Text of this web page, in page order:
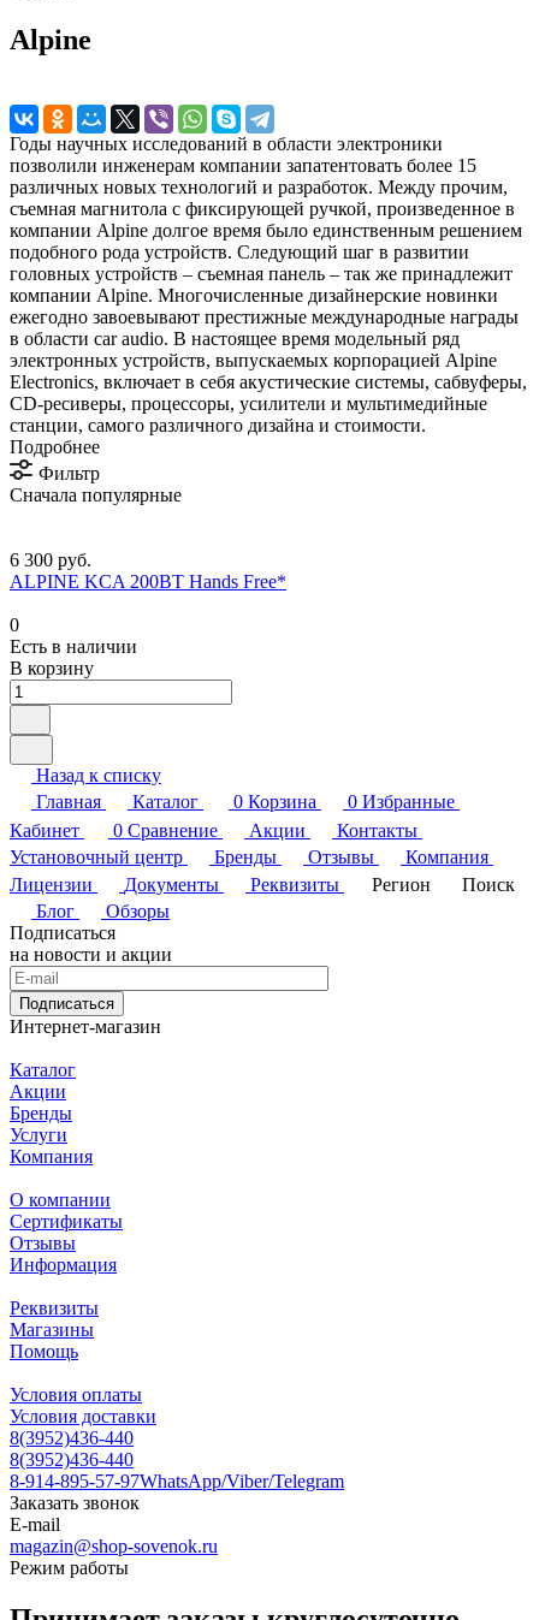
Alpine
Годы научных исследований в области электроники
позволили инженерам компании запатентовать более 15
различных новых технологий и разработок. Между прочим,
съемная магнитола с фиксирующей ручкой, произведенное в
компании Alpine долгое время было единственным решением
подобного рода устройств. Следующий шаг в развитии
головных устройств – съемная панель – так же принадлежит
компании Alpine. Многочисленные дизайнерские новинки
ежегодно завоевывают престижные международные награды
в области car audio. В настоящее время модельный ряд
электронных устройств, выпускаемых корпорацией Alpine
Electronics, включает в себя акустические системы, сабвуферы,
CD-ресиверы, процессоры, усилители и мультимедийные
станции, самого различного дизайна и стоимости.
Подробнее
Фильтр
Сначала популярные
6 300 руб.
ALPINE KCA 200BT Hands Free*
0
Есть в наличии
В корзину
Назад к списку
Главная
Каталог 0 Корзина 0 Избранные
Кабинет
0 Сравнение Акции
Контакты
Установочный центр
Бренды Отзывы
Компания
Лицензии
Документы Реквизиты Регион
Поиск
Блог
Обзоры
Подписаться
на новости и акции
Подписаться
Интернет-магазин
Каталог
Акции
Бренды
Услуги
Компания
О компании
Сертификаты
Отзывы
Информация
Реквизиты
Магазины
Помощь
Условия оплаты
Условия доставки
8(3952)436-440
8(3952)436-440
8-914-895-57-97WhatsApp/Viber/Telegram
Заказать звонок
E-mail
magazin@shop-sovenok.ru
Режим работы